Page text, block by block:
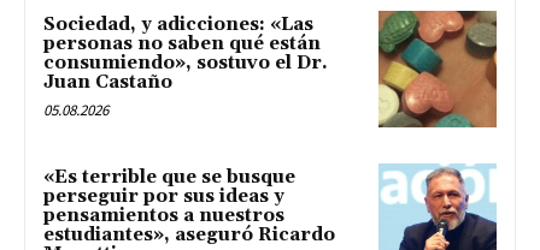
Sociedad, y adicciones: «Las
personas no saben qué están
consumiendo», sostuvo el Dr.
Juan Castaño
05.08.2026
«Es terrible que se busque
perseguir por sus ideas y
pensamientos a nuestros
estudiantes», aseguró Ricardo